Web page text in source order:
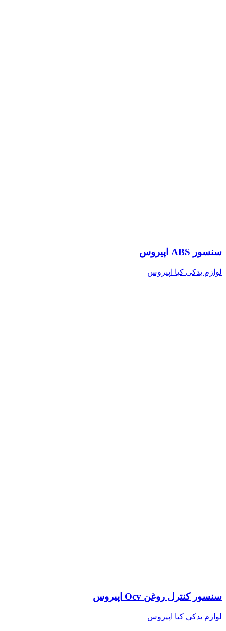
سنسور ABS اپیروس
لوازم یدکی کیا اپیروس
سنسور کنترل روغن Ocv اپیروس
لوازم یدکی کیا اپیروس